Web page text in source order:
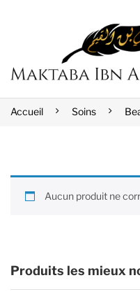
Accueil Soins
Aucun produit ne
Produits les mieux